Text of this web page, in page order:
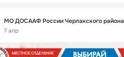
МО ДОСААФ России Черлакского района
7 апр